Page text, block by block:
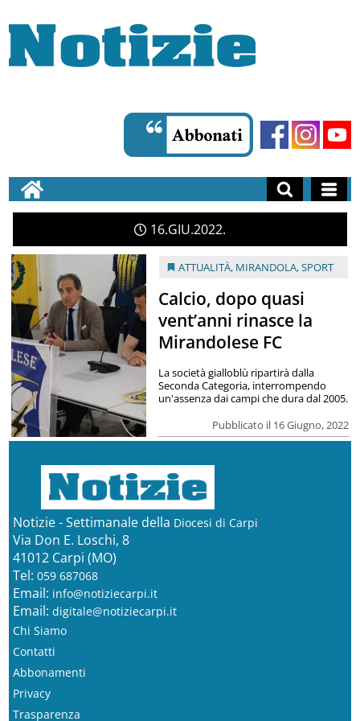
16 GIU 2022
ATTUALITÀ, MIRANDOLA,SPORT
Calcio, dopo quasi
vent’anni rinasce la
Mirandolese FC
Pubblicato il 16 Giugno, 2022
La società gialloblù ripartirà dalla
Seconda Categoria, interrompendo
un'assenza dai campi che dura dal 2005.
Notizie - Settimanale della Diocesi di Carpi
Via Don E. Loschi, 8
41012 Carpi (MO)
Tel: 059 687068
Email: info@notiziecarpi.it
Email: digitale@notiziecarpi.it
Chi Siamo
Contatti
Abbonamenti
Privacy
Trasparenza